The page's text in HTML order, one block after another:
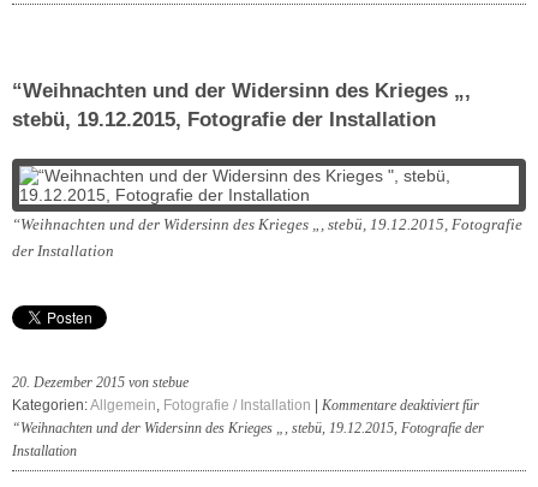
“Weihnachten und der Widersinn des Krieges „,
stebü, 19.12.2015, Fotografie der Installation
“Weihnachten und der Widersinn des Krieges „, stebü, 19.12.2015, Fotografie
der Installation
20. Dezember 2015 von stebue
Kategorien:Allgemein, Fotografie / Installation Kommentare deaktiviertfür
“Weihnachten und der Widersinn des Krieges „, stebü, 19.12.2015, Fotografie der
Installation